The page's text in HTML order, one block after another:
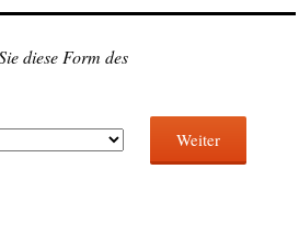
diese Form des
Weiter